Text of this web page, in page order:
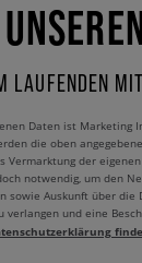
LAUFENDEN
Daten ist Marketing
die oben
Vermarktung der
notwendig, um den
sowie Auskunft über die
verlangen und eine